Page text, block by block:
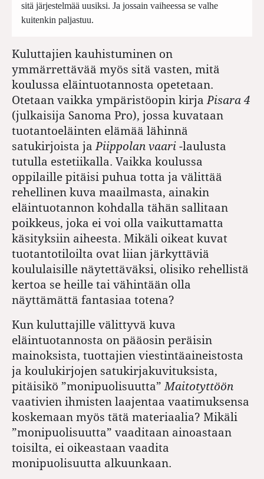
sitä järjestelmää uusiksi. Ja jossain vaiheessa se valhe
kuitenkin paljastuu.
Kuluttajien kauhistuminen on
ymmärrettävää myös sitä vasten, mitä
koulussa eläintuotannosta opetetaan.
Otetaan vaikka ympäristöopin kirjaPisara 4
(julkaisija Sanoma Pro), jossa kuvataan
tuotantoeläinten elämää lähinnä
satukirjoista jaPiippolan vaari -laulusta
tutulla estetiikalla. Vaikka koulussa
oppilaille pitäisi puhua totta ja välittää
rehellinen kuva maailmasta, ainakin
eläintuotannon kohdalla tähän sallitaan
poikkeus, joka ei voi olla vaikuttamatta
käsityksiin aiheesta. Mikäli oikeat kuvat
tuotantotiloilta ovat liian järkyttäviä
koululaisille näytettäväksi, olisiko rehellistä
kertoa se heille tai vähintään olla
näyttämättä fantasiaa totena?
Kun kuluttajille välittyvä kuva
eläintuotannosta on pääosin peräisin
mainoksista, tuottajien viestintäaineistosta
ja koulukirjojen satukirjakuvituksista,
pitäisikö ”monipuolisuutta”Maitotyttöön
vaativien ihmisten laajentaa vaatimuksensa
koskemaan myös tätä materiaalia? Mikäli
”monipuolisuutta” vaaditaan ainoastaan
toisilta, ei oikeastaan vaadita
monipuolisuutta alkuunkaan.